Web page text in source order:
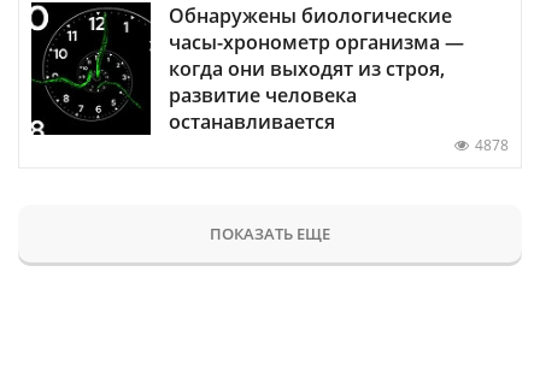
Обнаружены биологические
часы-хронометр организма —
когда они выходят из строя,
развитие человека
останавливается
4878
ПОКАЗАТЬ ЕЩЕ